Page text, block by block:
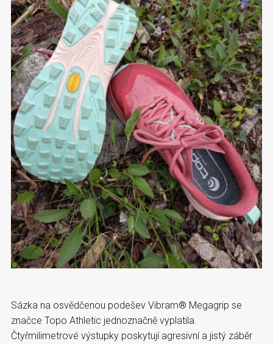
Sázka na osvědčenou podešev Vibram® Megagrip se
značce Topo Athletic jednoznačně vyplatila.
Čtyřmilimetrové výstupky poskytují agresivní a jistý záběr